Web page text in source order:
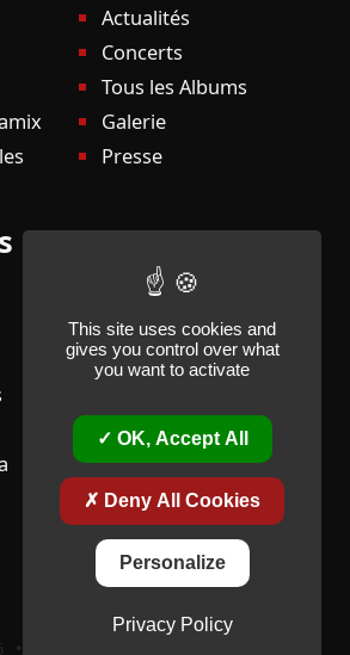
Actualités
Concerts
Tous les Albums
Galerie
Presse
•
This site uses cookies and
gives you control over what
you want to activate
OK, Accept All
Deny All Cookies
Personalize
Privacy Policy